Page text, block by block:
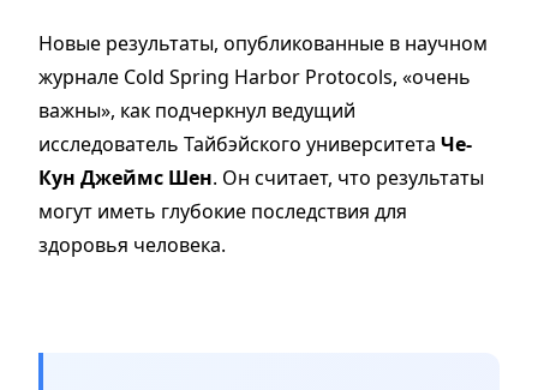
Новые результаты, опубликованные в научном
журнале Cold Spring Harbor Protocols, «очень
важны», как подчеркнул ведущий
исследователь Тайбэйского университета Че-
Кун Джеймс Шен. Он считает, что результаты
могут иметь глубокие последствия для
здоровья человека.